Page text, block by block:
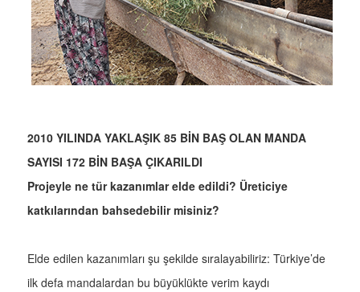
2010 YILINDA YAKLAŞIK 85 BİN BAŞ OLAN MANDA
SAYISI 172 BİN BAŞA ÇIKARILDI
Projeyle ne tür kazanımlar elde edildi? Üreticiye
katkılarından bahsedebilir misiniz?
Elde edilen kazanımları şu şekilde sıralayabiliriz: Türkiye’de
ilk defa mandalardan bu büyüklükte verim kaydı